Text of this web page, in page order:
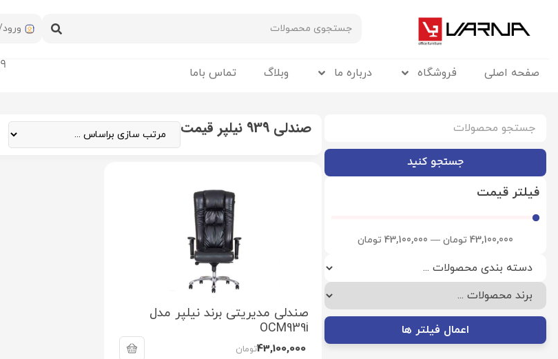
صفحه اصلی فروشگاه درباره ما وبلاگ تماس باما
جستجو کنید
فیلتر قیمت
43,100,000 تومان —
43,100,000 تومان
اعمال فیلتر ها
صندلی 939 نیلپر قیمت
صندلی مدیریتی برند نیلپر مدل
OCM939i
43,100,000تومان